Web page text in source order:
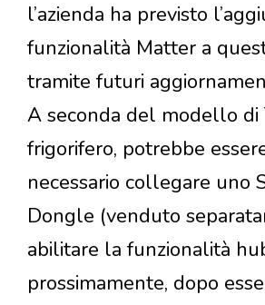
l’azienda ha previsto
funzionalità Matter a
tramite futuri
A seconda del modello di
frigorifero, potrebbe
necessario collegare uno
Dongle (venduto
abilitare la funzionalità
prossimamente, dopo